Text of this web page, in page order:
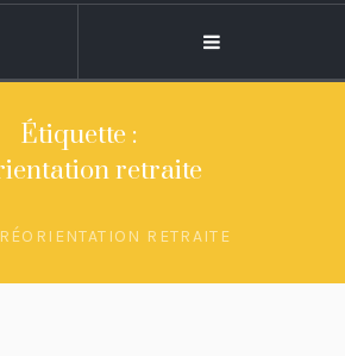
Étiquette :
retraite
RÉORIENTATION RETRAITE